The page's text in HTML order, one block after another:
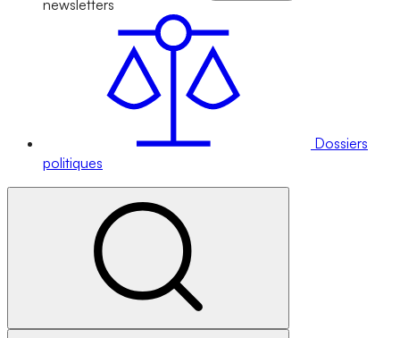
newsletters
Dossiers
politiques